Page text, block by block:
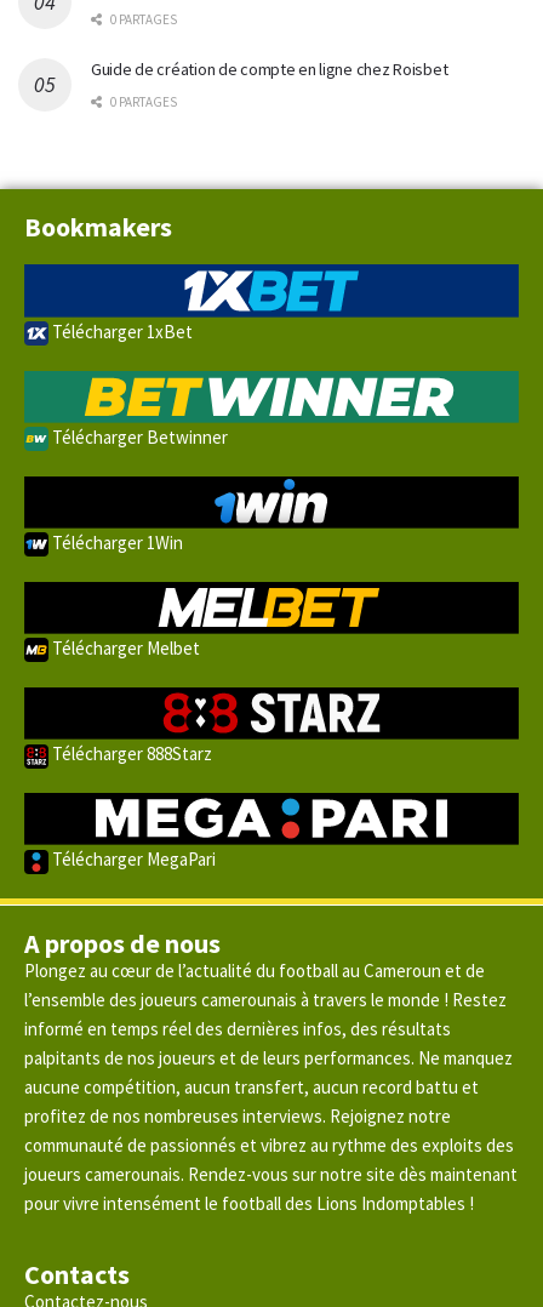
0 PARTAGES
Guide de création de compte en ligne chez Roisbet
0 PARTAGES
Bookmakers
Télécharger 1xBet
Télécharger Betwinner
Télécharger 1Win
Télécharger Melbet
Télécharger 888Starz
Télécharger MegaPari
A propos de nous
Plongez au cœur de l’actualité du football au Cameroun et de
l’ensemble des joueurs camerounais à travers le monde ! Restez
informé en temps réel des dernières infos, des résultats
palpitants de nos joueurs et de leurs performances. Ne manquez
aucune compétition, aucun transfert, aucun record battu et
profitez de nos nombreuses interviews. Rejoignez notre
communauté de passionnés et vibrez au rythme des exploits des
joueurs camerounais. Rendez-vous sur notre site dès maintenant
pour vivre intensément le football des Lions Indomptables !
Contacts
Contactez-nous